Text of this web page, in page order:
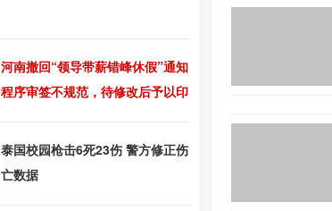
河南撤回“领导带薪错峰休假”通知
程序审签不规范，待修改后予以印
泰国校园枪击6死23伤 警方修正伤
亡数据